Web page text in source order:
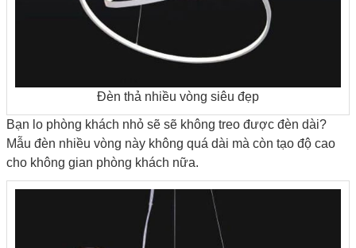
Đèn thả nhiều vòng siêu đẹp
Bạn lo phòng khách nhỏ sẽ sẽ không treo được đèn dài?
Mẫu đèn nhiều vòng này không quá dài mà còn tạo độ cao
cho không gian phòng khách nữa.